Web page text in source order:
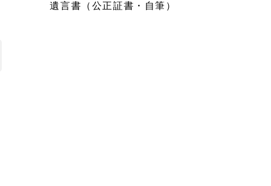
遺言書（公正証書・自筆）